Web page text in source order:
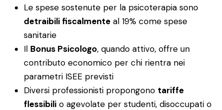
Le spese sostenute per la psicoterapia sono
detraibili fiscalmente al 19% come spese
sanitarie
Il Bonus Psicologo, quando attivo, offre un
contributo economico per chi rientra nei
parametri ISEE previsti
Diversi professionisti propongono tariffe
flessibili o agevolate per studenti, disoccupati o